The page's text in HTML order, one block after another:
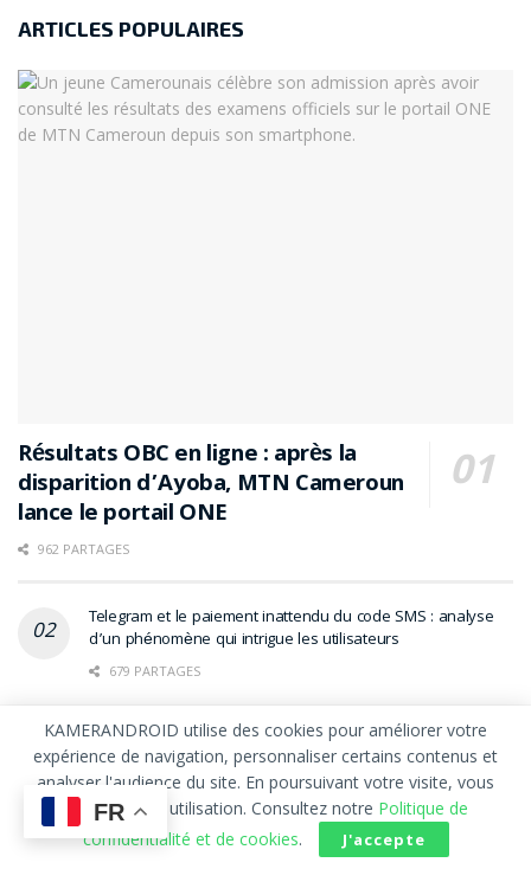
ARTICLES POPULAIRES
Résultats OBC en ligne : après la
disparition d’Ayoba, MTN Cameroun
lance le portail ONE
962 PARTAGES
Telegram et le paiement inattendu du code SMS : analyse
d’un phénomène qui intrigue les utilisateurs
679 PARTAGES
Ayoba : de 35 millions d’utilisateurs à la fermeture, pourquoi
MTN a retiré son « WhatsApp africain » du Google Play
Store
626 PARTAGES
Sextapes à l’ère du smartphone : l’intimité en péril dans un
FR
KAMERANDROID utilise des cookies pour améliorer votre
expérience de navigation, personnaliser certains contenus et
analyser l'audience du site. En poursuivant votre visite, vous
acceptez leur utilisation. Consultez notre Politique de
confidentialité et de cookies. J'accepte